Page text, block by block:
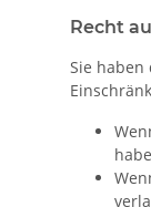
Recht
Sie haben